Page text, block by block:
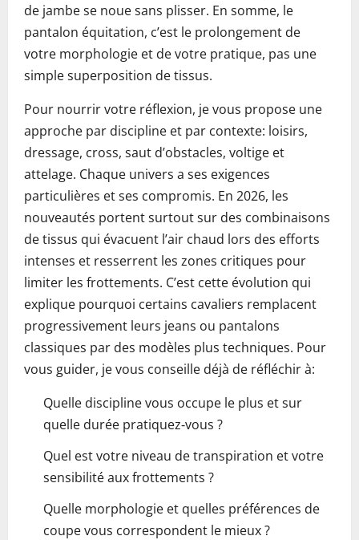
de jambe se noue sans plisser. En somme, le
pantalon équitation, c’est le prolongement de
votre morphologie et de votre pratique, pas une
simple superposition de tissus.
Pour nourrir votre réflexion, je vous propose une
approche par discipline et par contexte: loisirs,
dressage, cross, saut d’obstacles, voltige et
attelage. Chaque univers a ses exigences
particulières et ses compromis. En 2026, les
nouveautés portent surtout sur des combinaisons
de tissus qui évacuent l’air chaud lors des efforts
intenses et resserrent les zones critiques pour
limiter les frottements. C’est cette évolution qui
explique pourquoi certains cavaliers remplacent
progressivement leurs jeans ou pantalons
classiques par des modèles plus techniques. Pour
vous guider, je vous conseille déjà de réfléchir à:
Quelle discipline vous occupe le plus et sur
quelle durée pratiquez‑vous ?
Quel est votre niveau de transpiration et votre
sensibilité aux frottements ?
Quelle morphologie et quelles préférences de
coupe vous correspondent le mieux ?